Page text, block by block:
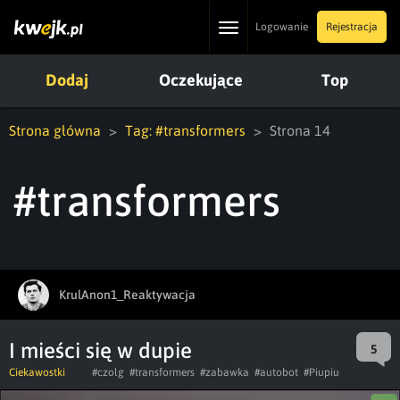
ToggleLogowanie Rejestracja
Dodaj Oczekujące Top
Strona główna Tag: #transformers Strona 14
#transformers
KrulAnon1_Reaktywacja
I mieści się w dupie 5
Ciekawostki #czolg #transformers #zabawka #autobot #Piupiu